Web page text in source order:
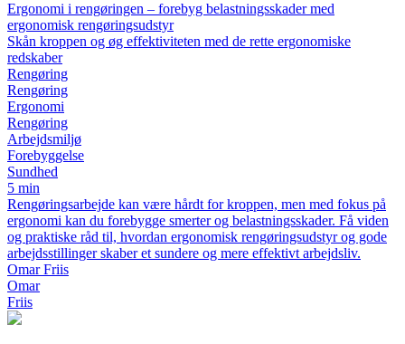
Ergonomi i rengøringen – forebyg belastningsskader med
ergonomisk rengøringsudstyr
Skån kroppen og øg effektiviteten med de rette ergonomiske
redskaber
Rengøring
Rengøring
Ergonomi
Rengøring
Arbejdsmiljø
Forebyggelse
Sundhed
5 min
Rengøringsarbejde kan være hårdt for kroppen, men med fokus på
ergonomi kan du forebygge smerter og belastningsskader. Få viden
og praktiske råd til, hvordan ergonomisk rengøringsudstyr og gode
arbejdsstillinger skaber et sundere og mere effektivt arbejdsliv.
Omar Friis
Omar
Friis